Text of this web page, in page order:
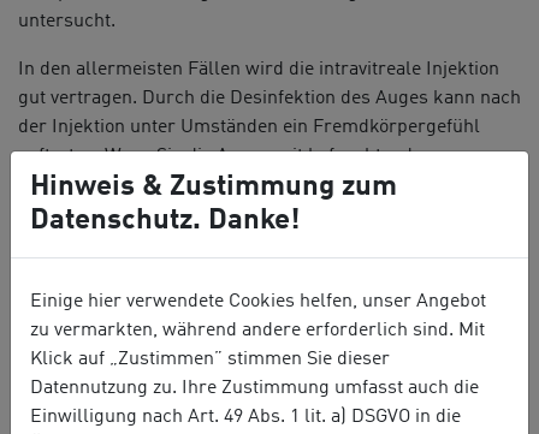
untersucht.
In den allermeisten Fällen wird die intravitreale Injektion
gut vertragen. Durch die Desinfektion des Auges kann nach
der Injektion unter Umständen ein Fremdkörpergefühl
auftreten. Wenn Sie die Augen mit befeuchtenden
Augentropfen („künstlichen Tränen“) pflegen,
verschwinden diese Beschwerden aber schnell wieder. Um
Gelegentlich gelangen mit dem Medikament kleine
Luftbläschen in den Glaskörperraum, die dann vom
Patienten als kleine schwarze Kugeln wahrgenommen
werden. Diese Luftbläschen sind harmlos und lösen sich
innerhalb weniger Tage auf.
Hinweis & Zustimmung zum
Datenschutz. Danke!
Einige hier verwendete Cookies helfen, unser Angebot
zu vermarkten, während andere erforderlich sind. Mit
Klick auf „Zustimmen” stimmen Sie dieser
Datennutzung zu. Ihre Zustimmung umfasst auch die
Einwilligung nach Art. 49 Abs. 1 lit. a) DSGVO in die